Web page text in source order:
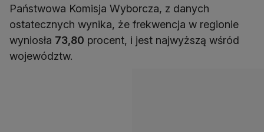
Państwowa Komisja Wyborcza, z danych
ostatecznych wynika, że frekwencja w regionie
wyniosła 73,80 procent, i jest najwyższą wśród
województw.